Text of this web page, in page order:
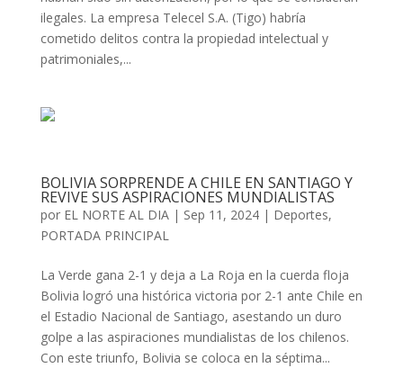
ilegales. La empresa Telecel S.A. (Tigo) habría
cometido delitos contra la propiedad intelectual y
patrimoniales,...
BOLIVIA SORPRENDE A CHILE EN SANTIAGO Y
REVIVE SUS ASPIRACIONES MUNDIALISTAS
por EL NORTE AL DIA| Sep 11, 2024| Deportes,
PORTADA PRINCIPAL
La Verde gana 2-1 y deja a La Roja en la cuerda floja
Bolivia logró una histórica victoria por 2-1 ante Chile en
el Estadio Nacional de Santiago, asestando un duro
golpe a las aspiraciones mundialistas de los chilenos.
Con este triunfo, Bolivia se coloca en la séptima...